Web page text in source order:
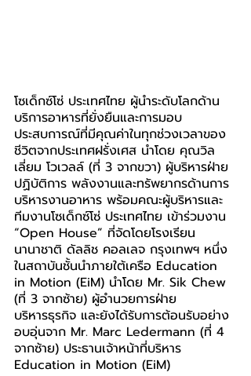
โซเด็กซ์โซ่ ประเทศไทย ผู้นำระดับโลกด้าน
บริการอาหารที่ยั่งยืนและการมอบ
ประสบการณ์ที่มีคุณค่าในทุกช่วงเวลาของ
ชีวิตจากประเทศฝรั่งเศส นำโดย คุณวิล
เลี่ยม โวเวลล์ (ที่ 3 จากขวา) ผู้บริหารฝ่าย
ปฏิบัติการ พลังงานและทรัพยากรด้านการ
บริหารงานอาหาร พร้อมคณะผู้บริหารและ
ทีมงานโซเด็กซ์โซ่ ประเทศไทย เข้าร่วมงาน
“Open House” ที่จัดโดยโรงเรียน
นานาชาติ ดัลลิช คอลเลจ กรุงเทพฯ หนึ่ง
ในสถาบันชั้นนำภายใต้เครือ Education
in Motion (EiM) นำโดย Mr. Sik Chew
(ที่ 3 จากซ้าย) ผู้อำนวยการฝ่าย
บริหารธุรกิจ และยังได้รับการต้อนรับอย่าง
อบอุ่นจาก Mr. Marc Ledermann (ที่ 4
จากซ้าย) ประธานเจ้าหน้าที่บริหาร
Education in Motion (EiM)